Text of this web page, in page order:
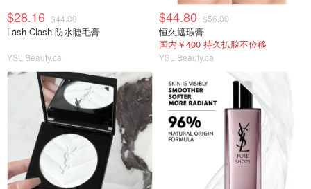
$28.16 $44.00
Lash Clash 防水睫毛膏
YSL Beauty.ca
$44.80 $56.00
恒久遮瑕膏
国内￥400 持久扒脸不位移
YSL Beauty.ca